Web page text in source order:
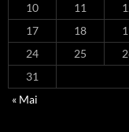
10
11
17
18
24
25
31
« Mai